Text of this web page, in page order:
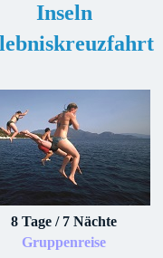
Inseln
8 Tage / 7 Nächte
Gruppenreise